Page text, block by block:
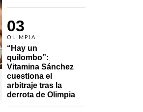
03
OLIMPIA
“Hay un
quilombo”:
Vitamina Sánchez
cuestiona el
arbitraje tras la
derrota de Olimpia